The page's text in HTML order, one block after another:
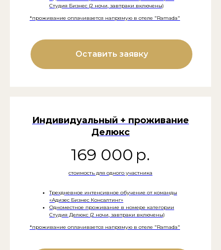
Студия Бизнес (2 ночи, завтраки включены)
*проживание оплачивается напрямую в отеле "Ramada"
Оставить заявку
Индивидуальный + проживание
Делюкс
169 000 р.
стоимость для одного участника
Трехдневное интенсивное обучение от команды
«Адизес Бизнес Консалтинг»
Одноместное проживание в номере категории
Студия Делюкс (2 ночи, завтраки включены)
*проживание оплачивается напрямую в отеле "Ramada"